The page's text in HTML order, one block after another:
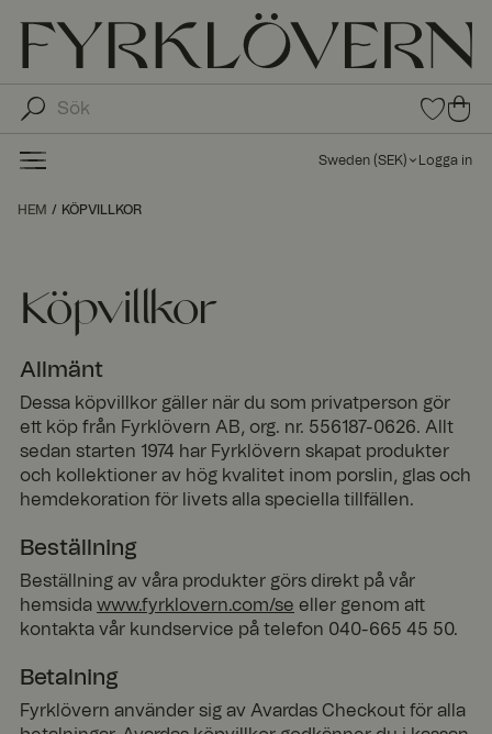
0
arti
i
0
arti
kla
Sweden (SEK) Logga in
HEM KÖPVILLKOR
Köpvillkor
Allmänt
Dessa köpvillkor gäller när du som privatperson gör
ett köp från Fyrklövern AB, org. nr. 556187-0626. Allt
sedan starten 1974 har Fyrklövern skapat produkter
och kollektioner av hög kvalitet inom porslin, glas och
hemdekoration för livets alla speciella tillfällen.
Beställning
Beställning av våra produkter görs direkt på vår
hemsida www.fyrklovern.com/se eller genom att
kontakta vår kundservice på telefon 040-665 45 50.
Betalning
Fyrklövern använder sig av Avardas Checkout för alla